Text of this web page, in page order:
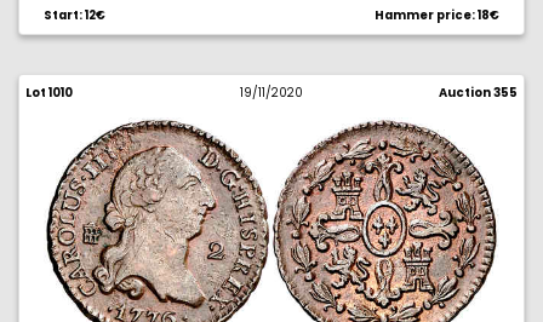
Start: 12€ Hammer price: 18€
Lot 1010 19/11/2020 Auction 355